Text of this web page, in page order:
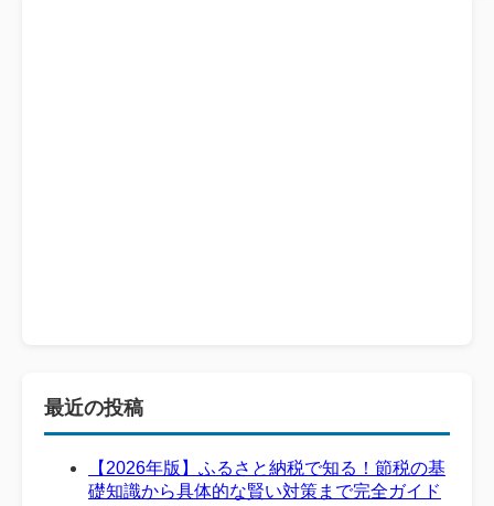
最近の投稿
【2026年版】ふるさと納税で知る！節税の基
礎知識から具体的な賢い対策まで完全ガイド